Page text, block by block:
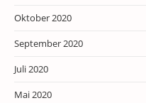
Oktober 2020
September 2020
Juli 2020
Mai 2020